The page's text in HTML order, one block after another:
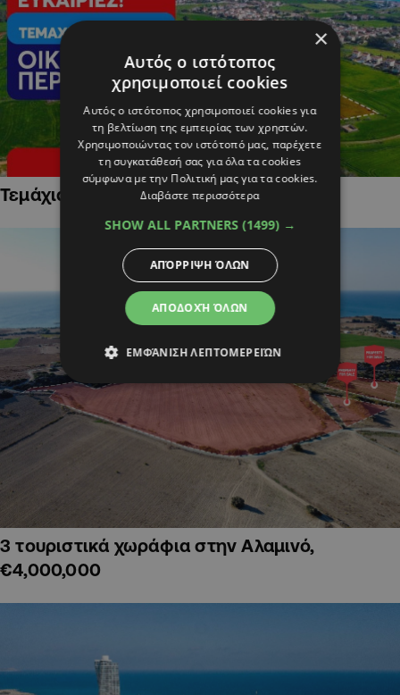
Τεμάχια Γης σε Οικιστικές Περιοχές
3 τουριστικά χωράφια στην Αλαμινό,
€4,000,000
×
Αυτός ο ιστότοπος
χρησιμοποιεί cookies
Αυτός ο ιστότοπος χρησιμοποιεί cookies για
τη βελτίωση της εμπειρίας των χρηστών.
Χρησιμοποιώντας τον ιστότοπό μας, παρέχετε
τη συγκατάθεσή σας για όλα τα cookies
σύμφωνα με την Πολιτική μας για τα cookies.
Διαβάστε περισσότερα
SHOW ALL PARTNERS (1499) →
ΑΠΟΔΟΧΉ ΌΛΩΝ
ΑΠΌΡΡΙΨΗ ΌΛΩΝ
ΕΜΦΆΝΙΣΗ ΛΕΠΤΟΜΕΡΕΙΏΝ